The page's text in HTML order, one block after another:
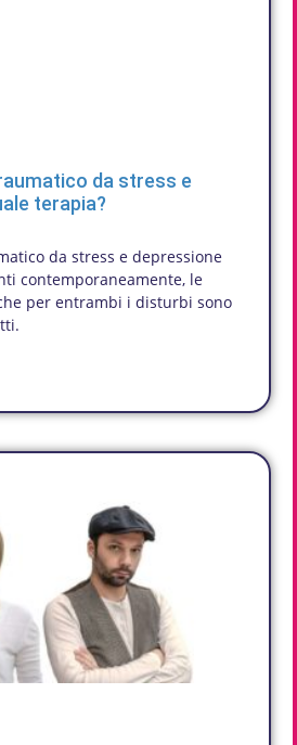
da stress e
terapia?
da stress e depressione
contemporaneamente, le
per entrambi i disturbi sono